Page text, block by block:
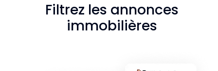
Filtrez les annonces
immobilières